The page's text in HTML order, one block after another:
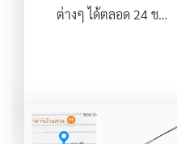
ต่างๆ ได้ตลอด 24 ช…